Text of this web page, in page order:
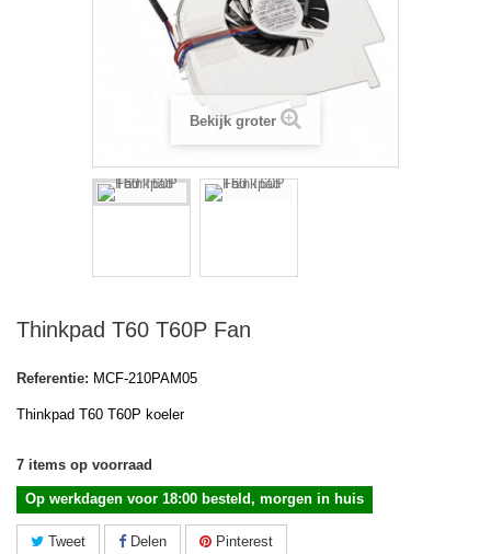
Bekijk groter
Thinkpad T60 T60P Fan
Referentie: MCF-210PAM05
Thinkpad T60 T60P koeler
7 items op voorraad
Op werkdagen voor 18:00 besteld, morgen in huis
Tweet Delen Pinterest